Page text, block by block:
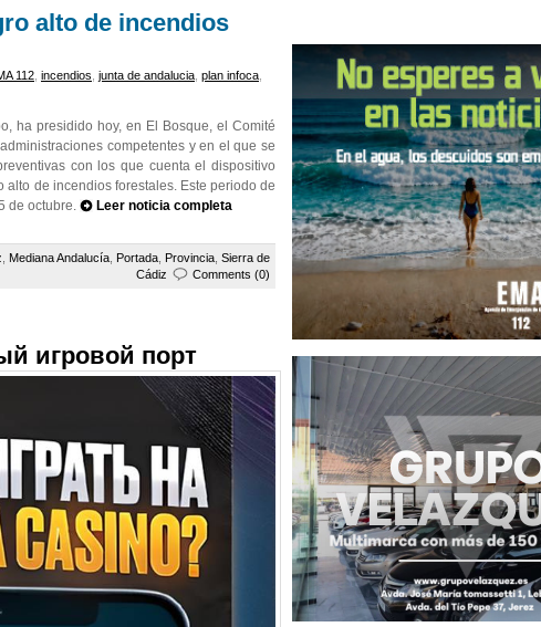
alto de incendios
112 incendios junta de andalucia plan infoca
ha presidido hoy, en El Bosque, el Comité
competentes y en el que se
con los que cuenta el dispositivo
de incendios forestales. Este periodo de
de octubre.
Leer noticia completa
Mediana Andalucía Portada Provincia Sierra de
Cádiz
Comments (0)
игровой порт